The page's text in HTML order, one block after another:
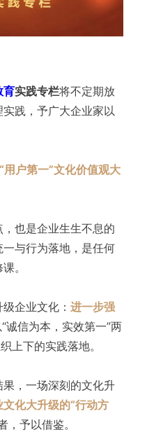
育实践专栏将不定期放
践，予广大企业家以
户第一”文化价值观大
也是企业生生不息的
与行为落地，是任何
。
企业文化： 进一步强
诚信为本，实效第一”两
上下的实践落地。
，一场深刻的文化升
文化大升级的“行动方
予以借鉴。